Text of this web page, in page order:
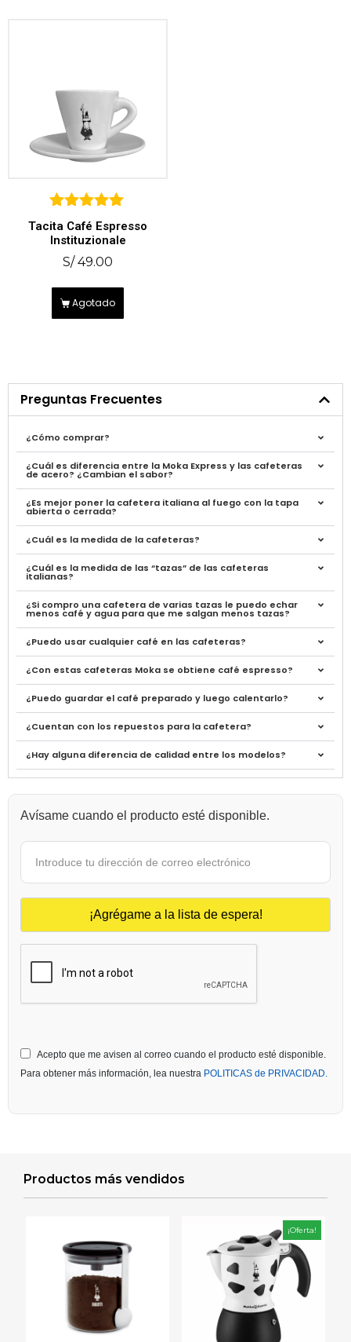
5
sobre 5
Tacita Café Espresso
Instituzionale
S/49.00
Agotado
Preguntas Frecuentes
¿Cómo comprar?
¿Cuál es diferencia entre la Moka Express y las cafeteras
de acero? ¿Cambian el sabor?
¿Es mejor poner la cafetera italiana al fuego con la tapa
abierta o cerrada?
¿Cuál es la medida de la cafeteras?
¿Cuál es la medida de las “tazas” de las cafeteras
italianas?
¿Si compro una cafetera de varias tazas le puedo echar
menos café y agua para que me salgan menos tazas?
¿Puedo usar cualquier café en las cafeteras?
¿Con estas cafeteras Moka se obtiene café espresso?
¿Puedo guardar el café preparado y luego calentarlo?
¿Cuentan con los repuestos para la cafetera?
¿Hay alguna diferencia de calidad entre los modelos?
Avísame cuando el producto esté disponible.
Acepto que me avisen al correo cuando el producto esté disponible.
Para obtener más información, lea nuestra POLITICAS de PRIVACIDAD.
Productos más vendidos
¡Oferta!